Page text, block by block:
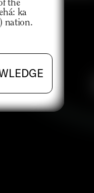
the
ka
nation.